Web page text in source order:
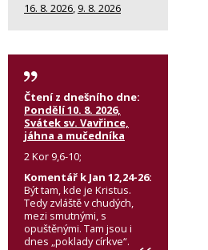
16. 8. 2026, 9. 8. 2026
Čtení z dnešního dne:
Pondělí 10. 8. 2026,
Svátek sv. Vavřince,
jáhna a mučedníka
2 Kor 9,6-10;
Komentář k Jan 12,24-26:
Být tam, kde je Kristus.
Tedy zvláště v chudých,
mezi smutnými, s
opuštěnými. Tam jsou i
dnes „poklady církve“.